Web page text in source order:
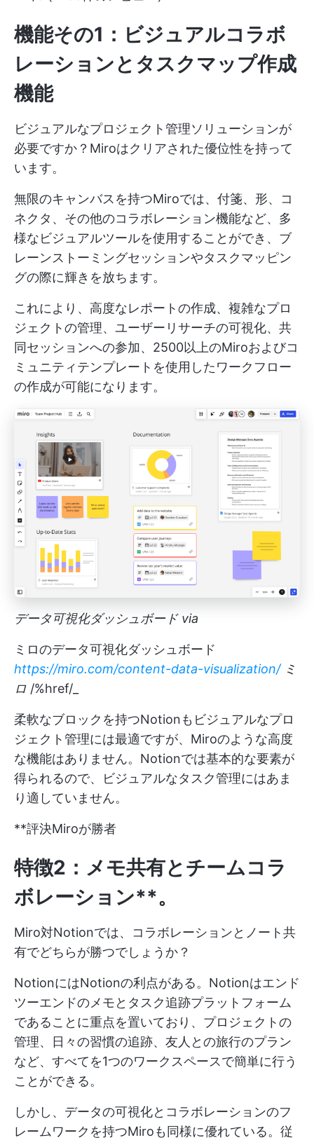
機能その1：ビジュアルコラボ
レーションとタスクマップ作成
機能
ビジュアルなプロジェクト管理ソリューションが
必要ですか？Miroはクリアされた優位性を持って
います。
無限のキャンバスを持つMiroでは、付箋、形、コ
ネクタ、その他のコラボレーション機能など、多
様なビジュアルツールを使用することができ、ブ
レーンストーミングセッションやタスクマッピン
グの際に輝きを放ちます。
これにより、高度なレポートの作成、複雑なプロ
ジェクトの管理、ユーザーリサーチの可視化、共
同セッションへの参加、2500以上のMiroおよびコ
ミュニティテンプレートを使用したワークフロー
の作成が可能になります。
データ可視化ダッシュボード via
ミロのデータ可視化ダッシュボード
https://miro.com/content-data-visualization/ ミ
ロ /%href/_
柔軟なブロックを持つNotionもビジュアルなプロ
ジェクト管理には最適ですが、Miroのような高度
な機能はありません。Notionでは基本的な要素が
得られるので、ビジュアルなタスク管理にはあま
り適していません。
**評決Miroが勝者
特徴2：メモ共有とチームコラ
ボレーション**。
Miro対Notionでは、コラボレーションとノート共
有でどちらが勝つでしょうか？
NotionにはNotionの利点がある。Notionはエンド
ツーエンドのメモとタスク追跡プラットフォーム
であることに重点を置いており、プロジェクトの
管理、日々の習慣の追跡、友人との旅行のプラン
など、すべてを1つのワークスペースで簡単に行う
ことができる。
しかし、データの可視化とコラボレーションのフ
レームワークを持つMiroも同様に優れている。従